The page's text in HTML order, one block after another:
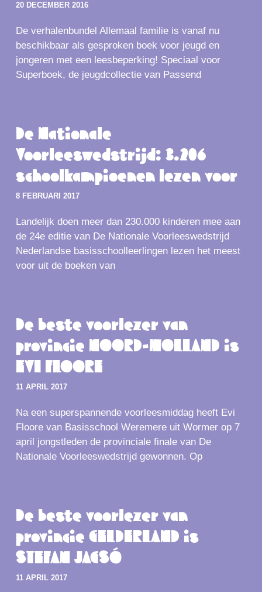
20 DECEMBER 2016
De verhalenbundel Allemaal familie is vanaf nu
beschikbaar als gesproken boek voor jeugd en
jongeren met een leesbeperking! Speciaal voor
Superboek, de jeugdcollectie van Passend
De Nationale
Voorleeswedstrijd: 3.206
schoolkampioenen lezen voor
8 FEBRUARI 2017
Landelijk doen meer dan 230.000 kinderen mee aan
de 24e editie van De Nationale Voorleeswedstrijd
Nederlandse basisschoolleerlingen lezen het meest
voor uit de boeken van
De beste voorlezer van
provincie NOORD-HOLLAND is
EVI FLOORE
11 APRIL 2017
Na een superspannende voorleesmiddag heeft Evi
Floore van Basisschool Weremere uit Wormer op 7
april jongstleden de provinciale finale van De
Nationale Voorleeswedstrijd gewonnen. Op
De beste voorlezer van
provincie GELDERLAND is
STEFAN JACSÓ
11 APRIL 2017